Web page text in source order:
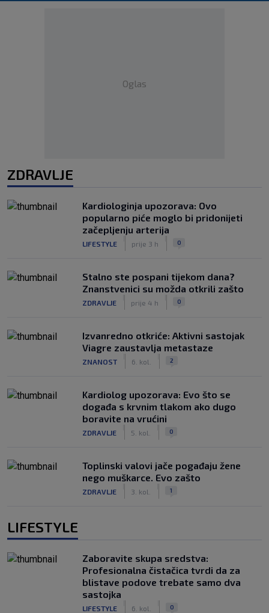
Oglas
ZDRAVLJE
Kardiologinja upozorava: Ovo
popularno piće moglo bi pridonijeti
začepljenju arterija
LIFESTYLE prije 3 h 0
Stalno ste pospani tijekom dana?
Znanstvenici su možda otkrili zašto
ZDRAVLJE prije 4 h 0
Izvanredno otkriće: Aktivni sastojak
Viagre zaustavlja metastaze
ZNANOST 6. kol. 2
Kardiolog upozorava: Evo što se
događa s krvnim tlakom ako dugo
boravite na vrućini
ZDRAVLJE 5. kol. 0
Toplinski valovi jače pogađaju žene
nego muškarce. Evo zašto
ZDRAVLJE 3. kol. 1
LIFESTYLE
Zaboravite skupa sredstva:
Profesionalna čistačica tvrdi da za
blistave podove trebate samo dva
sastojka
LIFESTYLE 6. kol. 0